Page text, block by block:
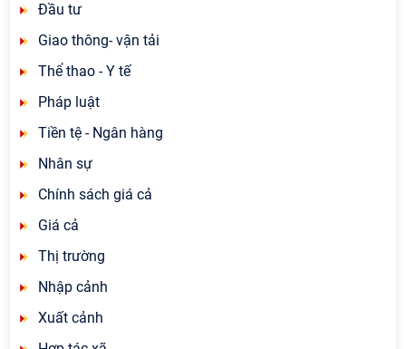
Đầu tư
Giao thông- vận tải
Thể thao - Y tế
Pháp luật
Tiền tệ - Ngân hàng
Nhân sự
Chính sách giá cả
Giá cả
Thị trường
Nhập cảnh
Xuất cảnh